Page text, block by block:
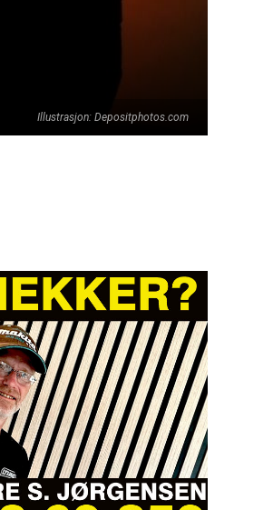
Illustrasjon: Depositphotos.com